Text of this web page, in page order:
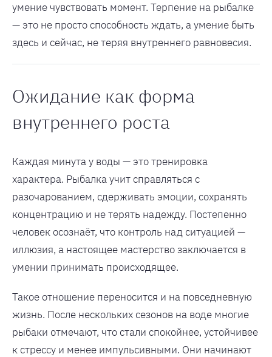
умение чувствовать момент. Терпение на рыбалке
— это не просто способность ждать, а умение быть
здесь и сейчас, не теряя внутреннего равновесия.
Ожидание как форма
внутреннего роста
Каждая минута у воды — это тренировка
характера. Рыбалка учит справляться с
разочарованием, сдерживать эмоции, сохранять
концентрацию и не терять надежду. Постепенно
человек осознаёт, что контроль над ситуацией —
иллюзия, а настоящее мастерство заключается в
умении принимать происходящее.
Такое отношение переносится и на повседневную
жизнь. После нескольких сезонов на воде многие
рыбаки отмечают, что стали спокойнее, устойчивее
к стрессу и менее импульсивными. Они начинают